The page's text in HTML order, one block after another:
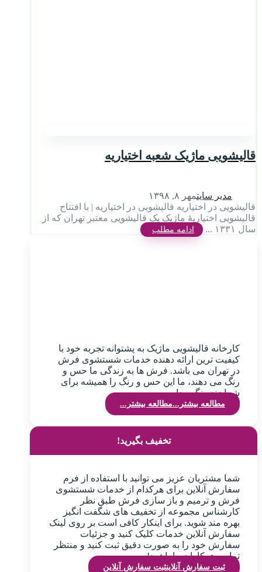
قالیشویی ماژیک شعبه اختیاریه
مدیر سایتمهر ۸, ۱۳۹۸
قالیشویی در اختیاریه قالیشویی در اختیاریه | با افتتاح
قالیشویی اختیاریۀ ماژیک یک قالیشویی معتبر تهران که از
سال ۱۳۳۱ ...
ادامه مطلب
کارخانه قالیشویی ماژیک به پشتوانه تجربه خود با
کیفیت ترین ارائه دهنده خدمات شستشوی فرش
در تهران می باشد. فرش ها به زندگی ما حس و
رنگ می دهند، ما این حس و رنگ را همیشه برای
شما زنده نگهمیداریم.
مطالعه بیشتر...مطالعه بیشتر...
تخفیف بگیرید!
شما مشتریان عزیز می توانید با استفاده از فرم
سفارش آنلاین برای هرکدام از خدمات شستشوی
فرش و ترمیم و باز سازی فرش طبق نظر
کارشناس مجموعه از تخفیف های شگفت انگیز
بهره مند شوید. برای اینکار کافی است بر روی لینک
سفارش آنلاین خدمات کلیک کنید و جزئیات
سفارش خود را به صورت دقیق ثبت کنید و منتظر
تماس همکاران ما باشید!
ثبت سفارش آنلاینثبت سفارش آنلاین